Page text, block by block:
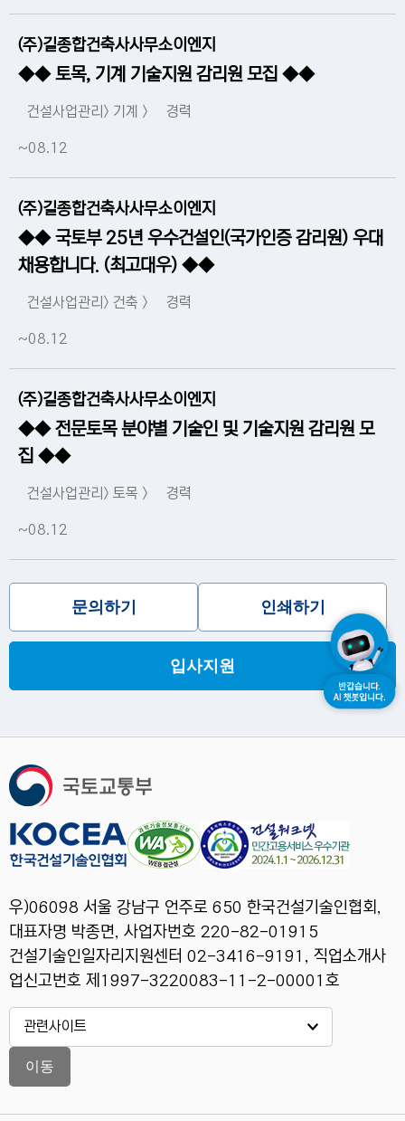
(주)길종합건축사사무소이엔지
◆◆ 토목, 기계 기술지원 감리원 모집 ◆◆
건설사업관리> 기계 > 경력
~08.12
(주)길종합건축사사무소이엔지
◆◆ 국토부 25년 우수건설인(국가인증 감리원) 우대
채용합니다. (최고대우) ◆◆
건설사업관리> 건축 > 경력
~08.12
(주)길종합건축사사무소이엔지
◆◆ 전문토목 분야별 기술인 및 기술지원 감리원 모
집 ◆◆
건설사업관리> 토목 > 경력
~08.12
입사지원
문의하기 인쇄하기
우)06098 서울 강남구 언주로 650 한국건설기술인협회,
대표자명 박종면, 사업자번호 220-82-01915
건설기술인일자리지원센터 02-3416-9191, 직업소개사
업신고번호 제1997-3220083-11-2-00001호
이동